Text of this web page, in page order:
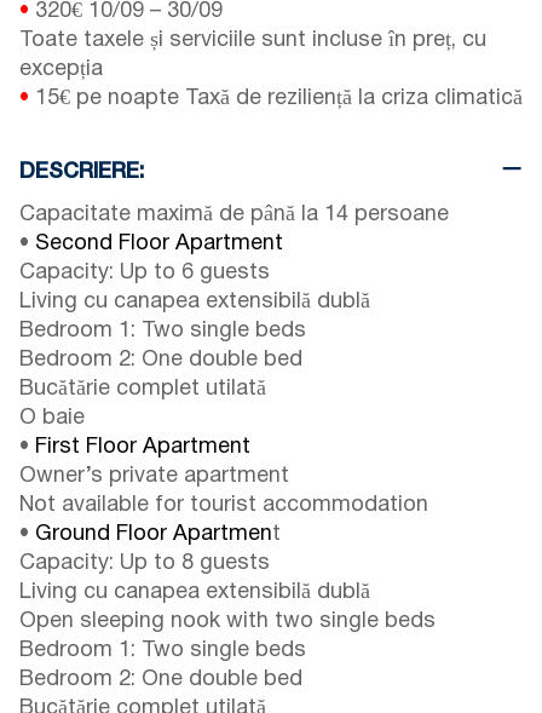
• 320€ 10/09 – 30/09
Toate taxele și serviciile sunt incluse în preț, cu
excepția
• 15€ pe noapte Taxă de reziliență la criza climatică
DESCRIERE:
Capacitate maximă de până la 14 persoane
• Second Floor Apartment
Capacity: Up to 6 guests
Living cu canapea extensibilă dublă
Bedroom 1: Two single beds
Bedroom 2: One double bed
Bucătărie complet utilată
O baie
• First Floor Apartment
Owner’s private apartment
Not available for tourist accommodation
• Ground Floor Apartment
Capacity: Up to 8 guests
Living cu canapea extensibilă dublă
Open sleeping nook with two single beds
Bedroom 1: Two single beds
Bedroom 2: One double bed